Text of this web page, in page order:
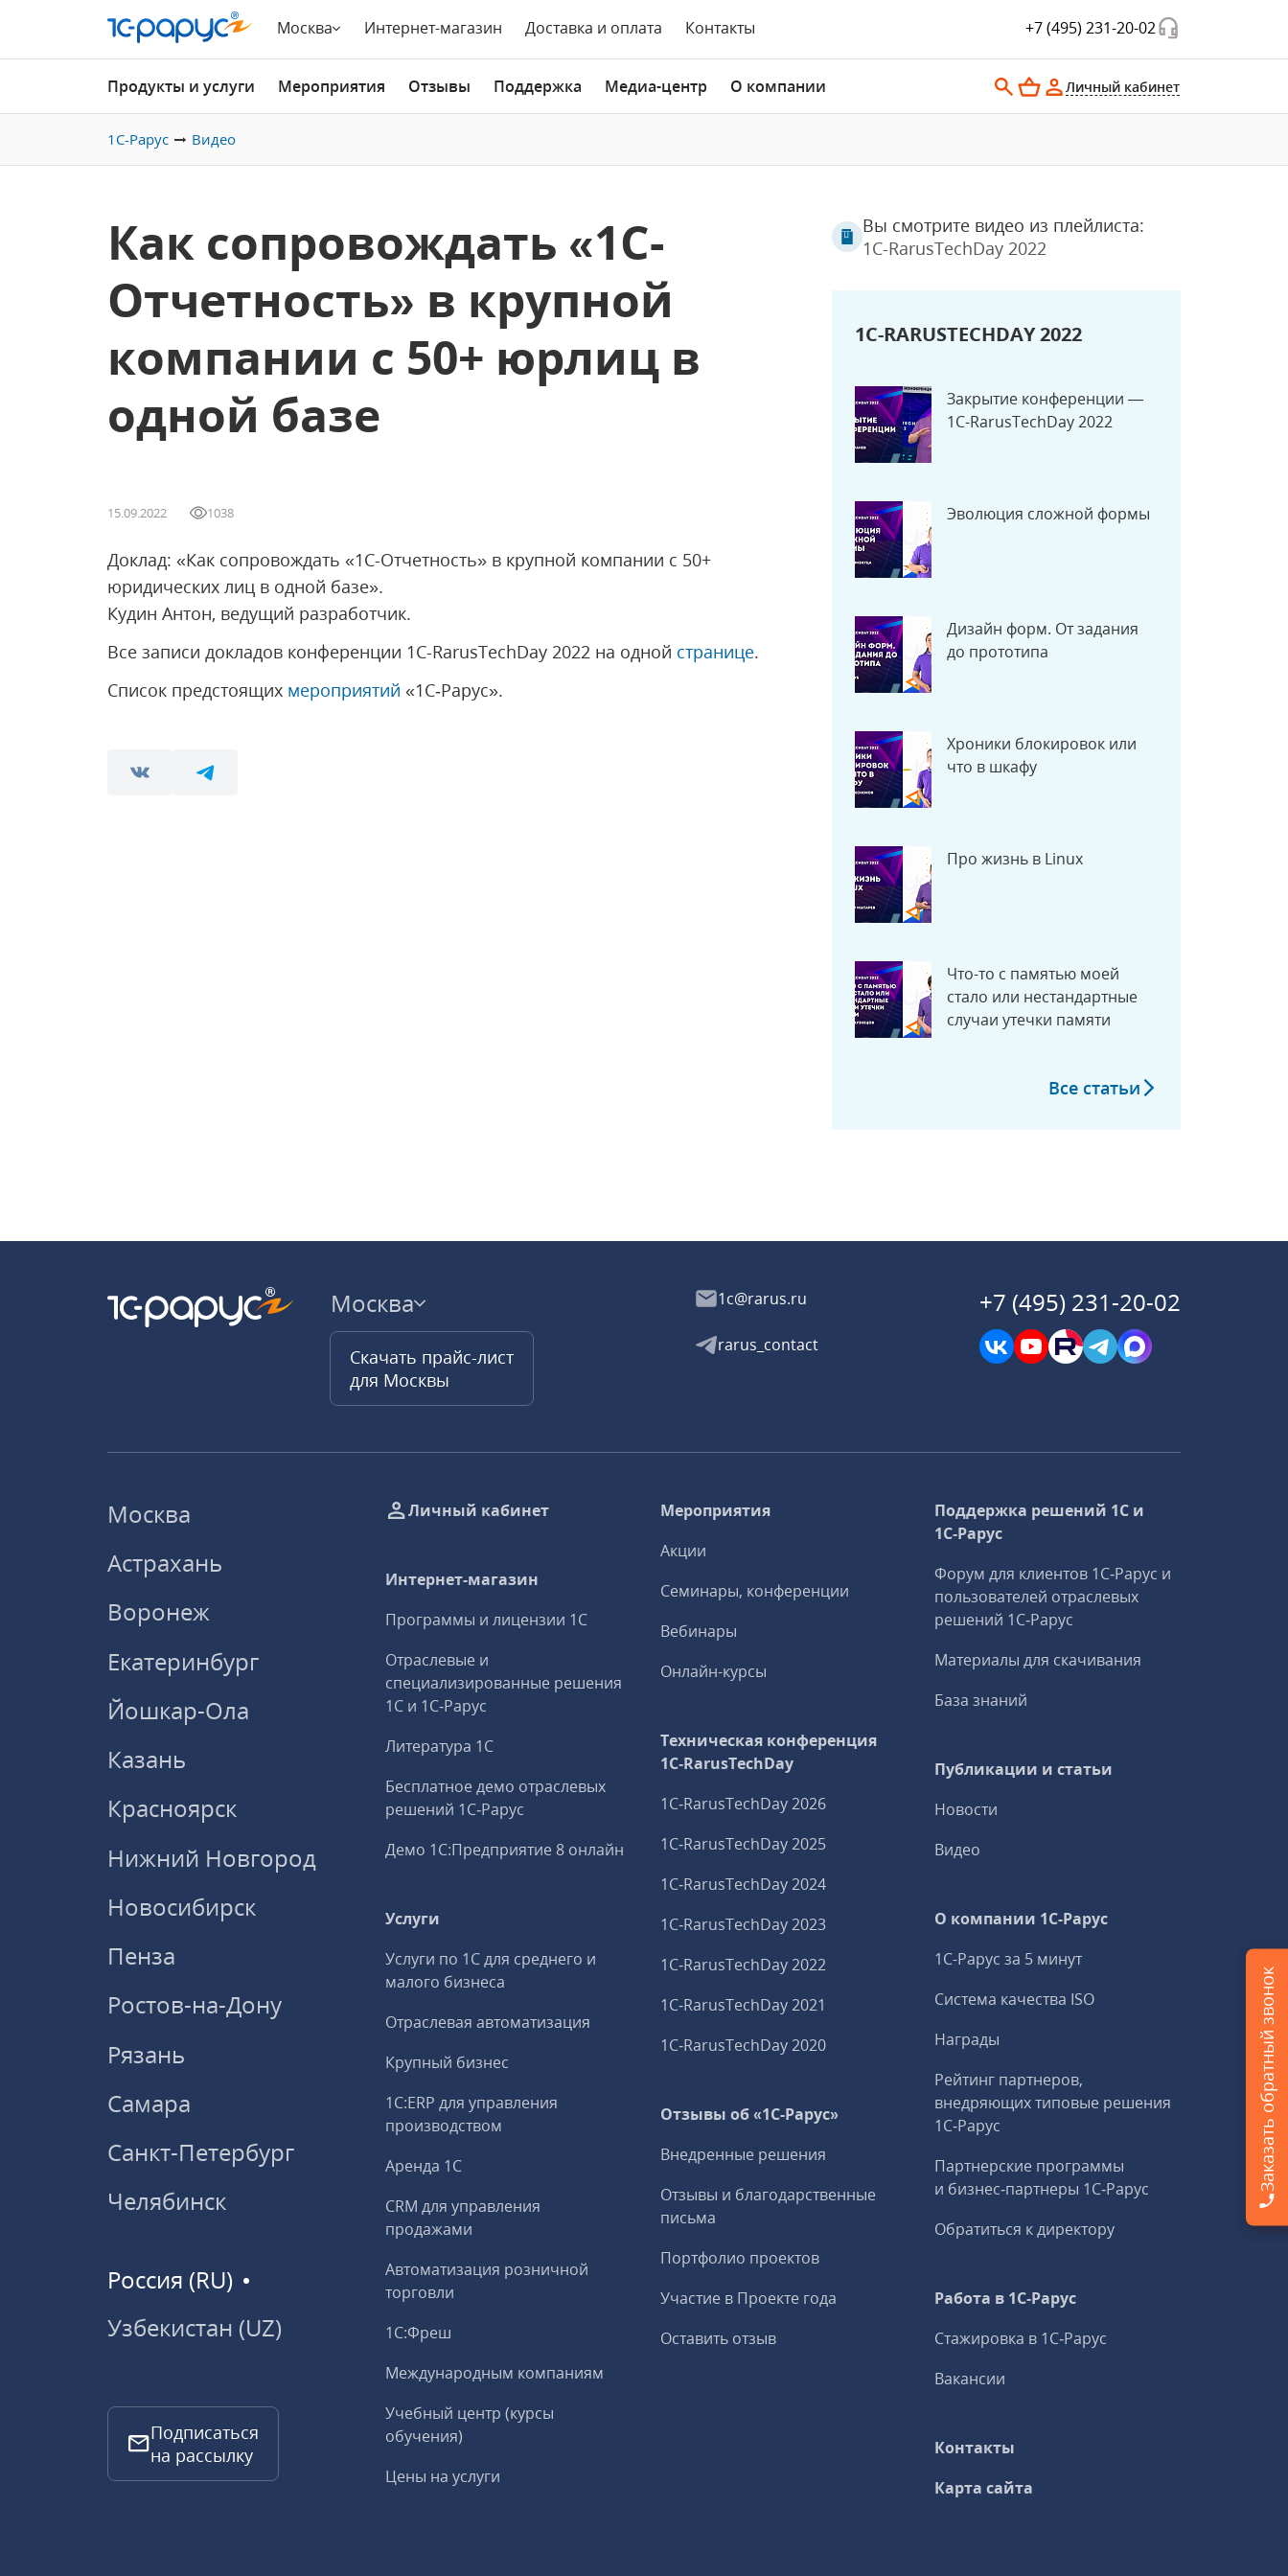
Москва Интернет-магазин Доставка и оплата Контакты +7 (495) 231-20-02
Продукты и услуги Мероприятия Отзывы Поддержка Медиа-центр О компании Личный кабинет
1С-Рарус Видео
Как сопровождать «1С-
Отчетность» в крупной
компании с 50+ юрлиц в
одной базе
15.09.2022 1038
Доклад: «Как сопровождать «1С-Отчетность» в крупной компании с 50+
юридических лиц в одной базе».
Кудин Антон, ведущий разработчик.
Все записи докладов конференции 1C-RarusTechDay 2022 на одной странице.
Список предстоящих мероприятий «1С‑Рарус».
Вы смотрите видео из плейлиста:
1C-RarusTechDay 2022
1C-RARUSTECHDAY 2022
Закрытие конференции —
1C-RarusTechDay 2022
Эволюция сложной формы
Дизайн форм. От задания
до прототипа
Хроники блокировок или
что в шкафу
Про жизнь в Linux
Что-то с памятью моей
стало или нестандартные
случаи утечки памяти
Все статьи
Москва
Скачать прайс-лист
для Москвы
1c@rarus.ru
rarus_contact
+7 (495) 231-20-02
Москва
Астрахань
Воронеж
Екатеринбург
Йошкар-Ола
Казань
Красноярск
Нижний Новгород
Новосибирск
Пенза
Ростов-на-Дону
Рязань
Самара
Санкт-Петербург
Челябинск
Россия (RU)
Узбекистан (UZ)
Подписаться
на рассылку
Личный кабинет
Интернет-магазин
Программы и лицензии 1С
Отраслевые и
специализированные решения
1С и 1С‑Рарус
Литература 1С
Бесплатное демо отраслевых
решений 1С‑Рарус
Демо 1С:Предприятие 8 онлайн
Услуги
Услуги по 1С для среднего и
малого бизнеса
Отраслевая автоматизация
Крупный бизнес
1С:ERP для управления
производством
Аренда 1С
CRM для управления
продажами
Автоматизация розничной
торговли
1С:Фреш
Международным компаниям
Учебный центр (курсы
обучения)
Цены на услуги
Мероприятия
Акции
Семинары, конференции
Вебинары
Онлайн-курсы
Техническая конференция
1C‑RarusTechDay
1C‑RarusTechDay 2026
1C‑RarusTechDay 2025
1C‑RarusTechDay 2024
1C‑RarusTechDay 2023
1C‑RarusTechDay 2022
1C‑RarusTechDay 2021
1C‑RarusTechDay 2020
Отзывы об «1С-Рарус»
Внедренные решения
Отзывы и благодарственные
письма
Портфолио проектов
Участие в Проекте года
Оставить отзыв
Поддержка решений 1С и
1С‑Рарус
Форум для клиентов 1С‑Рарус и
пользователей отраслевых
решений 1С‑Рарус
Материалы для скачивания
База знаний
Публикации и статьи
Новости
Видео
О компании 1C-Рарус
1С-Рарус за 5 минут
Система качества ISO
Награды
Рейтинг партнеров,
внедряющих типовые решения
1С‑Рарус
Партнерские программы
и бизнес‑партнеры 1С‑Рарус
Обратиться к директору
Работа в 1С‑Рарус
Стажировка в 1С‑Рарус
Вакансии
Контакты
Карта сайта
Заказать обратный звонок